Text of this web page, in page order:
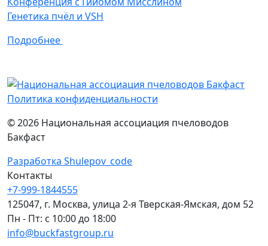
Генетика пчёл и VSH
Подробнее
Политика конфиденциальности
© 2026 Национальная ассоциация пчеловодов
Бакфаст
Разработка Shulepov_code
Контакты
+7-999-1844555
125047, г. Москва, улица 2-я Тверская-Ямская, дом 52
Пн - Пт: с 10:00 до 18:00
info@buckfastgroup.ru